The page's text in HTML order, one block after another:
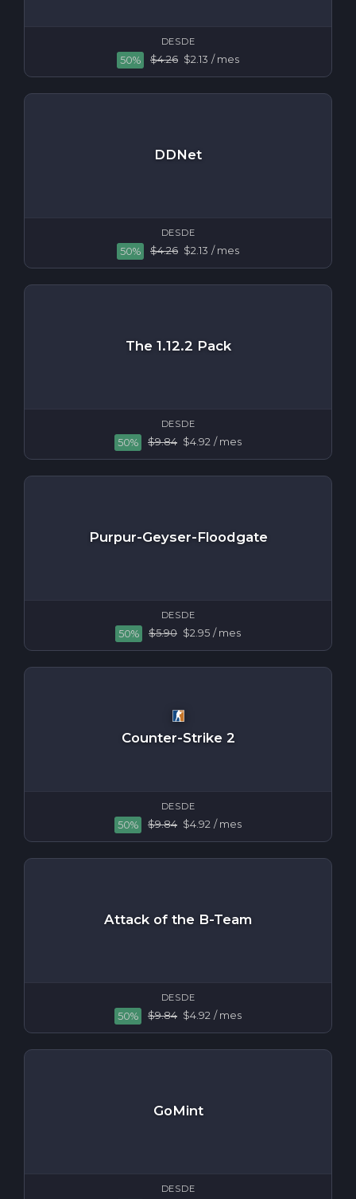
DESDE
50% $4.26 $2.13 / mes
DDNet
DESDE
50% $4.26 $2.13 / mes
The 1.12.2 Pack
DESDE
50% $9.84 $4.92 / mes
Purpur-Geyser-Floodgate
DESDE
50% $5.90 $2.95 / mes
Counter-Strike 2
DESDE
50% $9.84 $4.92 / mes
Attack of the B-Team
DESDE
50% $9.84 $4.92 / mes
GoMint
DESDE